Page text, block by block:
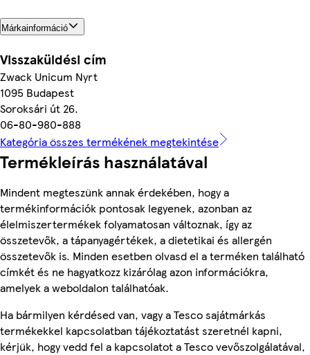
Márkainformáció
Visszaküldési cím
Zwack Unicum Nyrt
1095 Budapest
Soroksári út 26.
06-80-980-888
Kategória összes termékének megtekintése
Termékleírás használatával
Mindent megteszünk annak érdekében, hogy a
termékinformációk pontosak legyenek, azonban az
élelmiszertermékek folyamatosan változnak, így az
összetevők, a tápanyagértékek, a dietetikai és allergén
összetevők is. Minden esetben olvasd el a terméken található
címkét és ne hagyatkozz kizárólag azon információkra,
amelyek a weboldalon találhatóak.
Ha bármilyen kérdésed van, vagy a Tesco sajátmárkás
termékekkel kapcsolatban tájékoztatást szeretnél kapni,
kérjük, hogy vedd fel a kapcsolatot a Tesco vevőszolgálatával,